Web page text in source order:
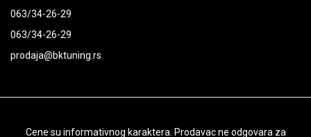
063/34-26-29
063/34-26-29
prodaja@bktuning.rs
Cene su informativnog karaktera. Prodavac ne odgovara za